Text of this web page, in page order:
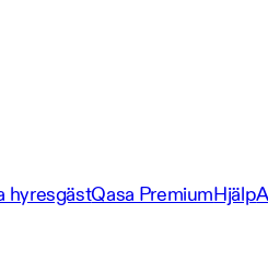
hyresgästQasa PremiumHjälp